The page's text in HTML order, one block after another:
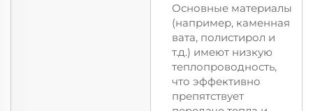
Основные материалы
(например, каменная
вата, полистирол и
т.д.) имеют низкую
теплопроводность,
что эффективно
препятствует